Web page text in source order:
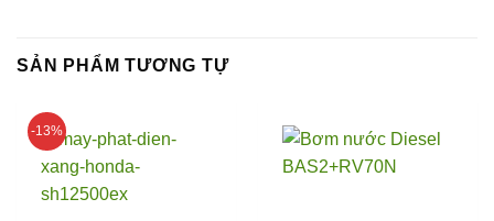
SẢN PHẨM TƯƠNG TỰ
-13%